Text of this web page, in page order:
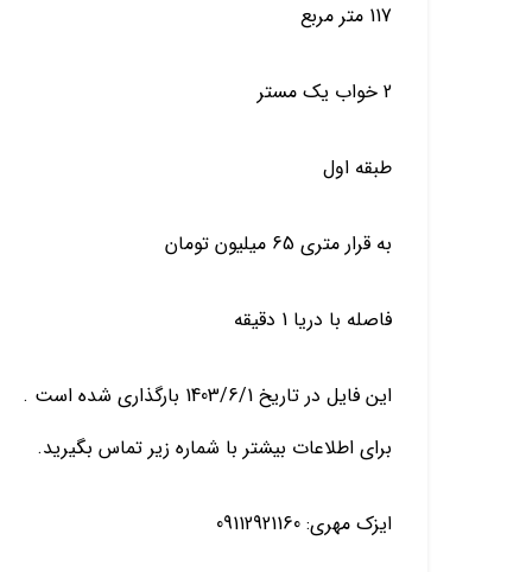
117 متر مربع
2 خواب یک مستر
طبقه اول
به قرار متری 65 میلیون تومان
فاصله با دریا 1 دقیقه
این فایل در تاریخ 1403/6/1 بارگذاری شده است .
برای اطلاعات بیشتر با شماره زیر تماس بگیرید.
ایزک مهری: 09112921160